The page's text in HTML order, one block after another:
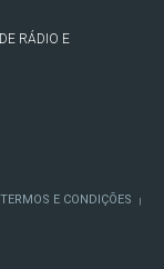
RÁDIO E
TERMOS E CONDIÇÕES |